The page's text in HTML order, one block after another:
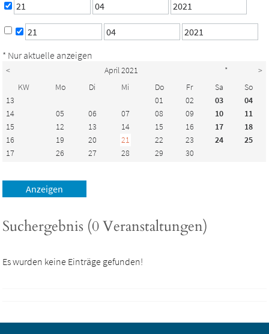
* Nur aktuelle anzeigen
< April 2021 *
>
KW
Mo Di Mi Do Fr Sa
So
13
01 02 03
04
14
05 06 07 08 09 10
11
15
12 13 14 15 16 17
18
16
19 20 21 22 23 24
25
17
26 27 28 29 30
Suchergebnis (0 Veranstaltungen)
Es wurden keine Einträge gefunden!